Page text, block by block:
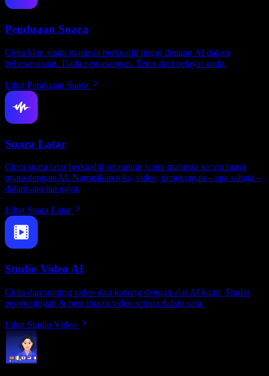
Penduaan Suara
Cipta klon suara manusia berkualiti tinggi dengan AI dalam
beberapa saat. Tiada pemasangan. Terus dari pelayar anda.
Lihat Penduaan Suara
Suara Latar
Cipta suara latar berkualiti setanding suara manusia secara masa
nyata dengan AI. Narrasikan teks, video, penerangan – apa sahaja –
dalam apa jua gaya.
Lihat Suara Latar
Studio Video AI
Cipta dan sunting video dari kosong dengan alat AI kami. Studio
penyuntingan & penciptaan video semua dalam satu.
Lihat Studio Video